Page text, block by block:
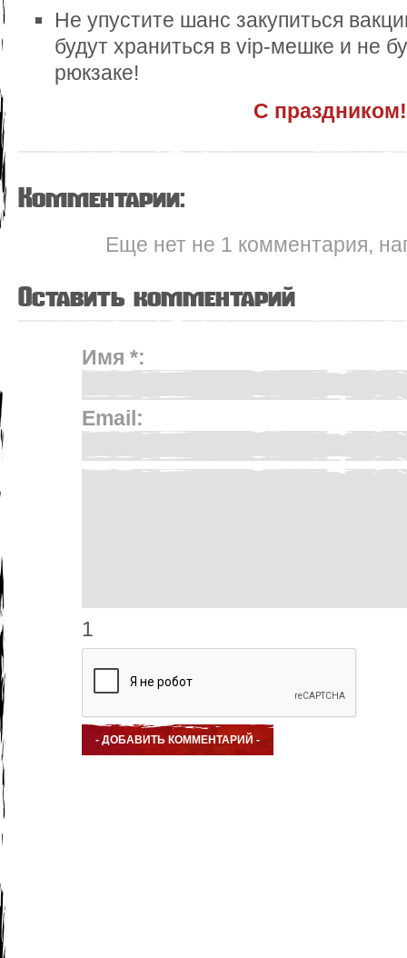
Не упустите шанс закупиться
будут храниться в vip-мешке и не
рюкзаке!
С
Комментарии:
Еще нет не 1 комментария,
Оставить комментарий
Имя *:
Email:
1